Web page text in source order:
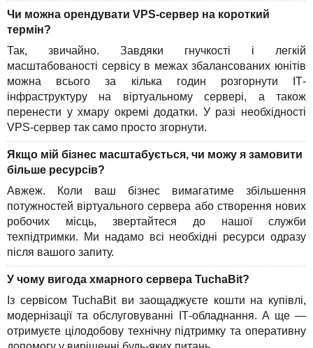
Чи можна орендувати VPS-сервер на короткий
термін?
Так, звичайно. Завдяки гнучкості і легкій
масштабованості сервісу в межах збалансованих юнітів
можна всього за кілька годин розгорнути ІТ-
інфраструктуру на віртуальному сервері, а також
перенести у хмару окремі додатки. У разі необхідності
VPS-сервер так само просто згорнути.
Якщо мій бізнес масштабується, чи можу я замовити
більше ресурсів?
Авжеж. Коли ваш бізнес вимагатиме збільшення
потужностей віртуального сервера або створення нових
робочих місць, звертайтеся до нашої служби
техпідтримки. Ми надамо всі необхідні ресурси одразу
після вашого запиту.
У чому вигода хмарного сервера TuchaBit?
Із сервісом TuchaBit ви заощаджуєте кошти на купівлі,
модернізації та обслуговуванні ІТ-обладнання. А ще —
отримуєте цілодобову технічну підтримку та оперативну